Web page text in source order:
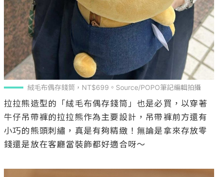
絨毛布偶存錢筒，NT$699。Source/POPO筆記編輯拍攝
拉拉熊造型的「絨毛布偶存錢筒」也是必買，以穿著
牛仔吊帶褲的拉拉熊作為主要設計，吊帶褲前方還有
小巧的熊頭刺繡，真是有夠精緻！無論是拿來存放零
錢還是放在客廳當裝飾都好適合呀～